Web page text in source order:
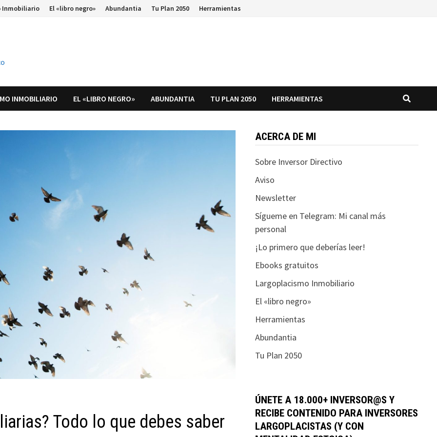
Inmobiliario El «libro negro» Abundantia Tu Plan 2050 Herramientas
INMOBILIARIO EL «LIBRO NEGRO» ABUNDANTIA TU PLAN 2050 HERRAMIENTAS
Todo lo que debes saber
ACERCA DE MI
Sobre Inversor Directivo
Aviso
Newsletter
Sígueme en Telegram: Mi canal más
personal
¡Lo primero que deberías leer!
Ebooks gratuitos
Largoplacismo Inmobiliario
El «libro negro»
Herramientas
Abundantia
Tu Plan 2050
ÚNETE A 18.000+ INVERSOR@S Y
RECIBE CONTENIDO PARA INVERSORES
LARGOPLACISTAS (Y CON